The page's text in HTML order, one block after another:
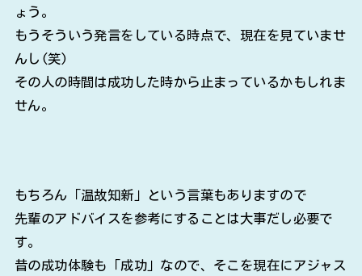
ょう。
もうそういう発言をしている時点で、現在を見ていませ
んし(笑)
その人の時間は成功した時から止まっているかもしれま
せん。
もちろん「温故知新」という言葉もありますので
先輩のアドバイスを参考にすることは大事だし必要で
す。
昔の成功体験も「成功」なので、そこを現在にアジャス